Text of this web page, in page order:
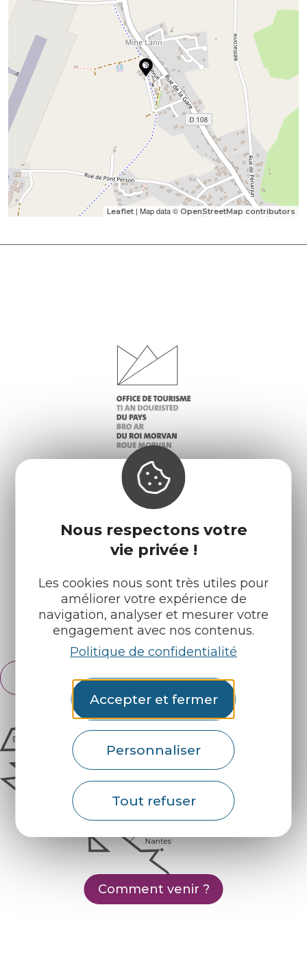
Nous respectons votre
vie privée !
Les cookies nous sont très utiles pour
améliorer votre expérience de
navigation, analyser et mesurer votre
engagement avec nos contenus.
Politique de confidentialité
Accepter et fermer
Personnaliser
Tout refuser
Leaflet | Map data © OpenStreetMap contributors
Nos brochures
Retrouvez-nous sur :
Espace pro Partenaires
Français
English
Comment venir ?